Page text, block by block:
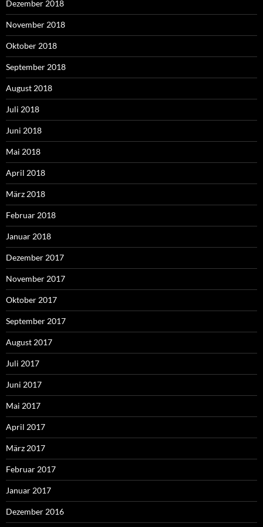
Dezember 2018
November 2018
Oktober 2018
September 2018
August 2018
Juli 2018
Juni 2018
Mai 2018
April 2018
März 2018
Februar 2018
Januar 2018
Dezember 2017
November 2017
Oktober 2017
September 2017
August 2017
Juli 2017
Juni 2017
Mai 2017
April 2017
März 2017
Februar 2017
Januar 2017
Dezember 2016